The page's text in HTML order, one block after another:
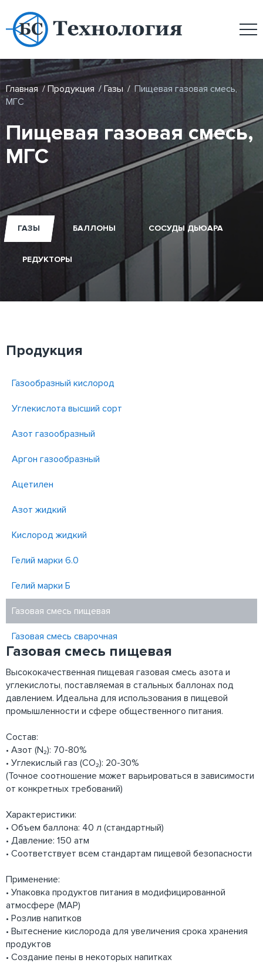
Главная / Продукция / Газы / Пищевая газовая смесь,
МГС
Пищевая газовая смесь,
МГС
ГАЗЫ БАЛЛОНЫ СОСУДЫ ДЬЮАРА
РЕДУКТОРЫ
Продукция
Газообразный кислород
Углекислота высший сорт
Азот газообразный
Аргон газообразный
Ацетилен
Азот жидкий
Кислород жидкий
Гелий марки 6.0
Гелий марки Б
Газовая смесь пищевая
Газовая смесь сварочная
Газовая смесь пищевая
Высококачественная пищевая газовая смесь азота и
углекислоты, поставляемая в стальных баллонах под
давлением. Идеальна для использования в пищевой
промышленности и сфере общественного питания.
Состав:
• Азот (N₂): 70-80%
• Углекислый газ (CO₂): 20-30%
(Точное соотношение может варьироваться в зависимости
от конкретных требований)
Характеристики:
• Объем баллона: 40 л (стандартный)
• Давление: 150 атм
• Соответствует всем стандартам пищевой безопасности
Применение:
• Упаковка продуктов питания в модифицированной
атмосфере (MAP)
• Розлив напитков
• Вытеснение кислорода для увеличения срока хранения
продуктов
• Создание пены в некоторых напитках